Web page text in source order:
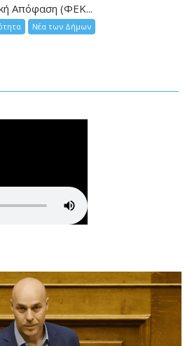
Απόφαση (ΦΕΚ...
Νέα των Δήμων